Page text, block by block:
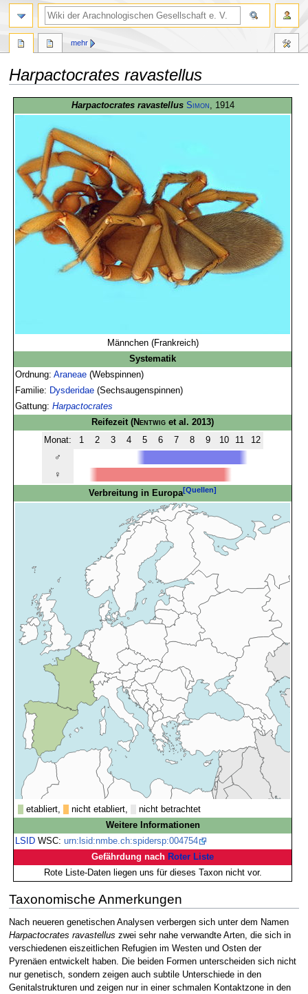
Harpactocrates ravastellus
Navigation
Suche
Harpactocrates ravastellus Simon , 1914
Männchen (Frankreich)
Systematik
Ordnung:Araneae (Webspinnen)
Familie: Dysderidae (Sechsaugenspinnen)
Gattung:Harpactocrates
Reifezeit(Nentwig et al. 2013)
Monat:
1 2 3 4 5 6 7 8 9 10 11
12
♂
♀
Verbreitung in Europa[Quellen]
etabliert, nicht etabliert,
nicht betrachtet
Weitere Informationen
LSID WSC:urn:lsid:nmbe.ch:spidersp:004754
Gefährdung nach Roter Liste
Rote Liste-Daten liegen uns für dieses Taxon nicht vor.
Taxonomische Anmerkungen
Nach neueren genetischen Analysen verbergen sich unter dem Namen
Harpactocrates ravastellus zwei sehr nahe verwandte Arten, die sich in
verschiedenen eiszeitlichen Refugien im Westen und Osten der
Pyrenäen entwickelt haben. Die beiden Formen unterscheiden sich nicht
nur genetisch, sondern zeigen auch subtile Unterschiede in den
Genitalstrukturen und zeigen nur in einer schmalen Kontaktzone in den
mehr